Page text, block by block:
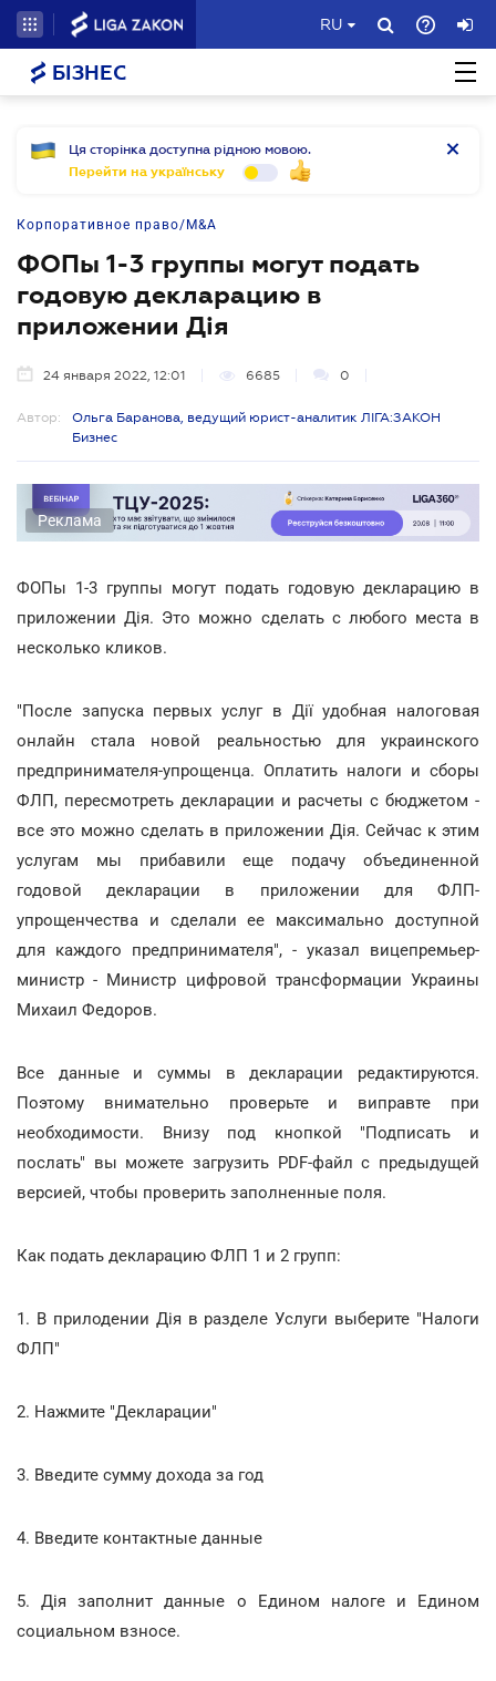
RU
БІЗНЕС
Ця сторінка доступна рідною мовою.
Перейти на українську
Корпоративное право/M&A
ФОПы 1-3 группы могут подать
годовую декларацию в
приложении Дія
24 января 2022, 12:01 6685 0
Автор:
Ольга Баранова, ведущий юрист-аналитик ЛІГА:ЗАКОН
Бизнес
Реклама
ФОПы 1-3 группы могут подать годовую декларацию в
приложении Дія. Это можно сделать с любого места в
несколько кликов.
"После запуска первых услуг в Дії удобная налоговая
онлайн стала новой реальностью для украинского
предпринимателя-упрощенца. Оплатить налоги и сборы
ФЛП, пересмотреть декларации и расчеты с бюджетом -
все это можно сделать в приложении Дія. Сейчас к этим
услугам мы прибавили еще подачу объединенной
годовой декларации в приложении для ФЛП-
упрощенчества и сделали ее максимально доступной
для каждого предпринимателя", - указал вицепремьер-
министр - Министр цифровой трансформации Украины
Михаил Федоров.
Все данные и суммы в декларации редактируются.
Поэтому внимательно проверьте и виправте при
необходимости. Внизу под кнопкой "Подписать и
послать" вы можете загрузить PDF-файл с предыдущей
версией, чтобы проверить заполненные поля.
Как подать декларацию ФЛП 1 и 2 групп:
1. В прилодении Дія в разделе Услуги выберите "Налоги
ФЛП"
2. Нажмите "Декларации"
3. Введите сумму дохода за год
4. Введите контактные данные
5. Дія заполнит данные о Едином налоге и Едином
социальном взносе.